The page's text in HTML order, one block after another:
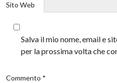
Sito Web
Salva il mio nome, email e
per la prossima volta che
Commento *